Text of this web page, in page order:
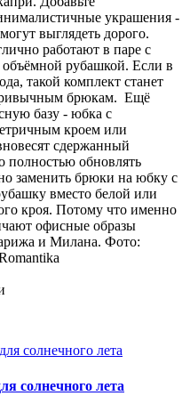
украшения -
выглядеть дорого.
работают в паре с
рубашкой. Если в
такой комплект станет
брюкам. Ещё
базу - юбка с
кроем или
сдержанный
полностью обновлять
заменить брюки на юбку с
вместо белой или
кроя. Потому что именно
офисные образы
и Милана. Фото:
солнечного лета